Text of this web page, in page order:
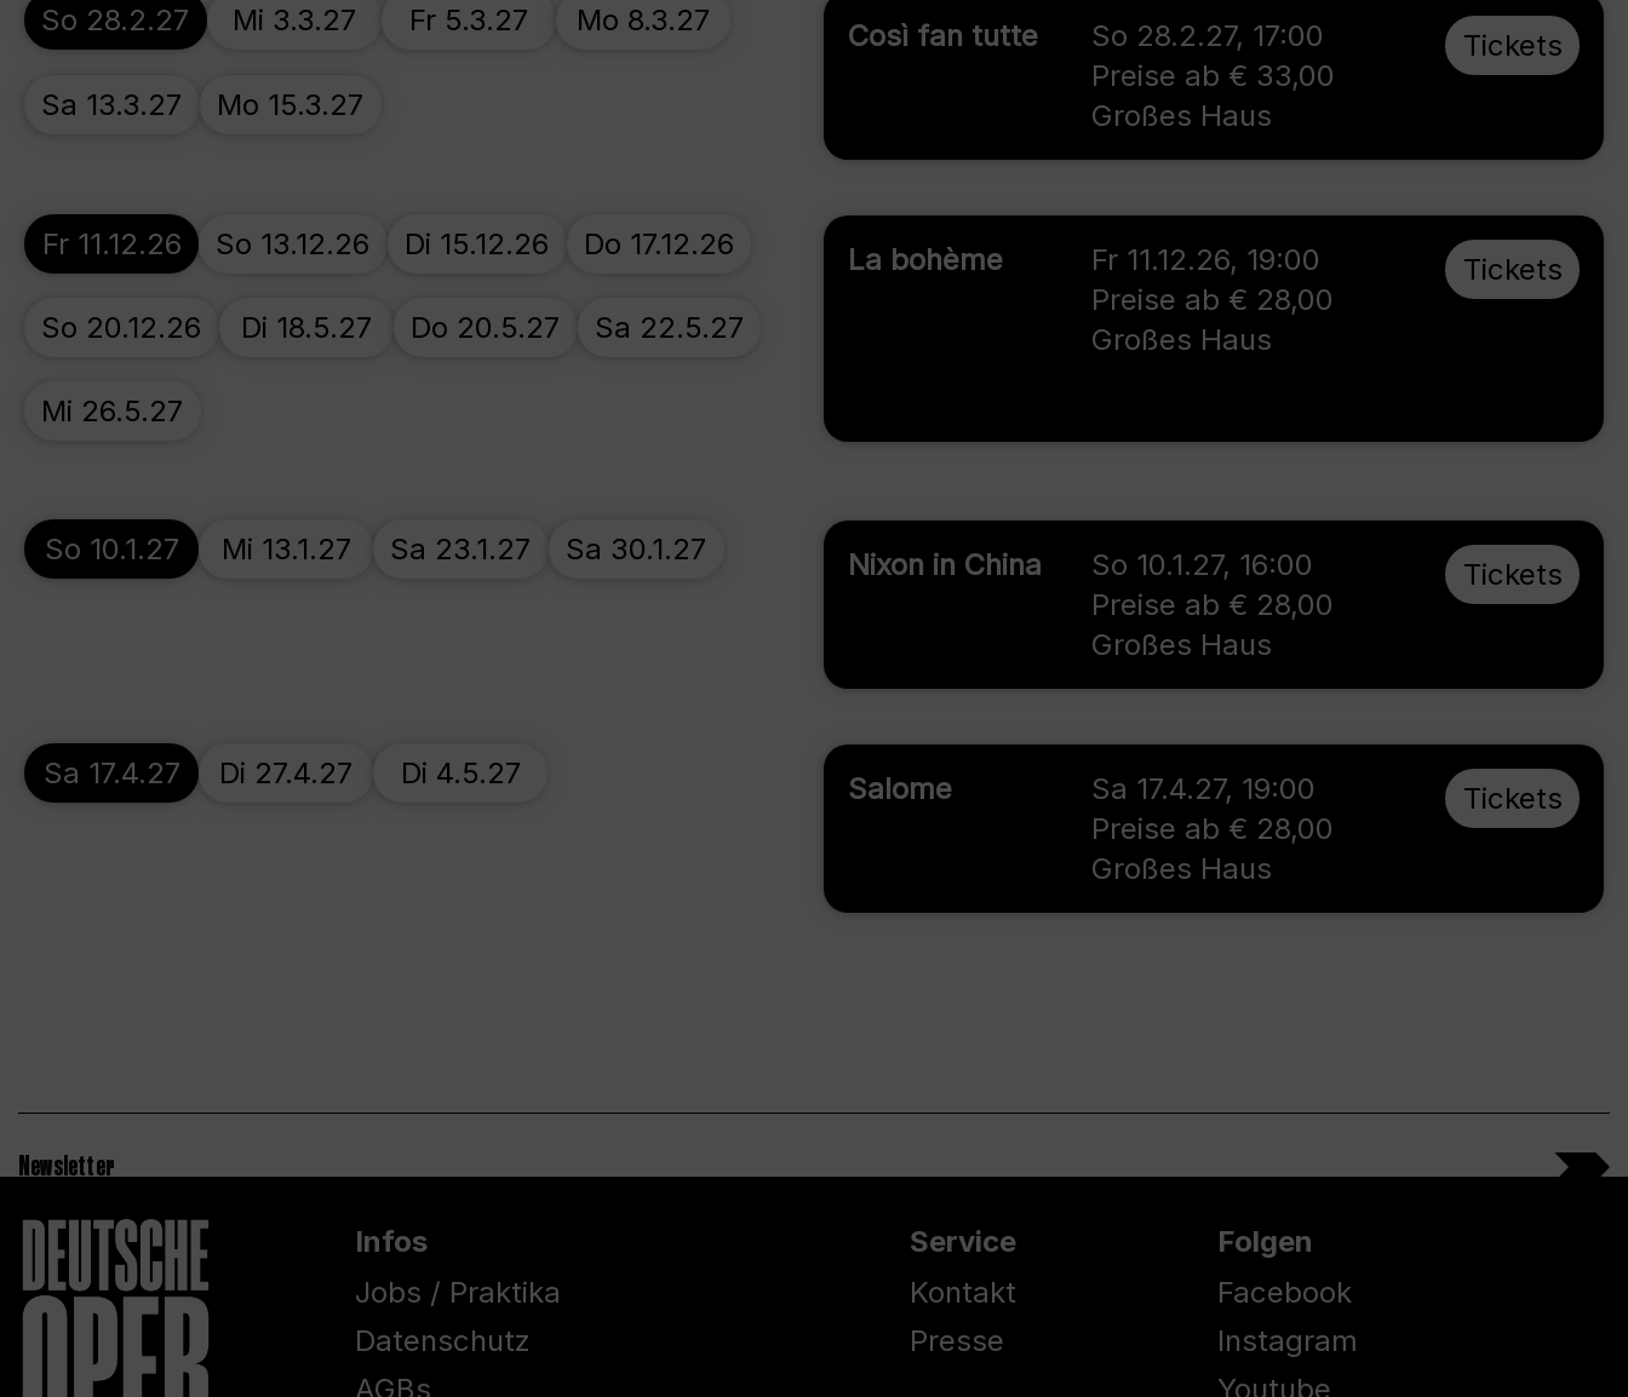
Così fan tutte So 28.2.27, 17:00
Preise ab € 33,00
Großes Haus
Tickets
So 28.2.27 Mi 3.3.27 Fr 5.3.27 Mo 8.3.27
Sa 13.3.27 Mo 15.3.27
La bohème Fr 11.12.26, 19:00
Preise ab € 28,00
Großes Haus
Tickets
Fr 11.12.26 So 13.12.26 Di 15.12.26 Do 17.12.26
So 20.12.26 Di 18.5.27 Do 20.5.27 Sa 22.5.27
Mi 26.5.27
Nixon in China So 10.1.27, 16:00
Preise ab € 28,00
Großes Haus
Tickets
So 10.1.27 Mi 13.1.27 Sa 23.1.27 Sa 30.1.27
Salome Sa 17.4.27, 19:00
Preise ab € 28,00
Großes Haus
Tickets
Sa 17.4.27 Di 27.4.27 Di 4.5.27
Newsletter
Infos
Jobs / Praktika
Datenschutz
AGBs
Service
Kontakt
Presse
Folgen
Facebook
Instagram
Youtube